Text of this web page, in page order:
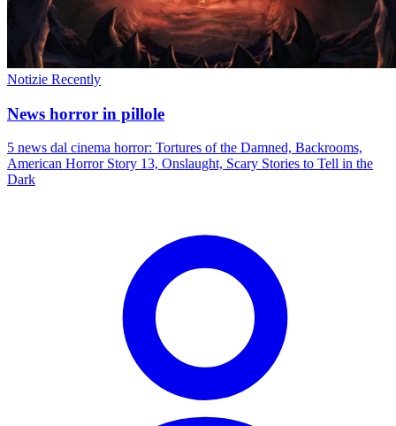
Notizie Recently
News horror in pillole
5 news dal cinema horror: Tortures of the Damned, Backrooms,
American Horror Story 13, Onslaught, Scary Stories to Tell in the
Dark